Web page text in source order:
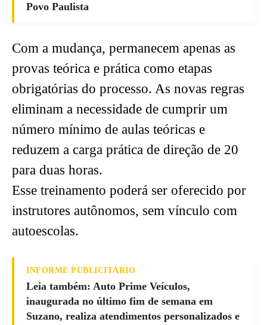
Povo Paulista
Com a mudança, permanecem apenas as
provas teórica e prática como etapas
obrigatórias do processo. As novas regras
eliminam a necessidade de cumprir um
número mínimo de aulas teóricas e
reduzem a carga prática de direção de 20
para duas horas.
Esse treinamento poderá ser oferecido por
instrutores autônomos, sem vínculo com
autoescolas.
INFORME PUBLICITÁRIO
Leia também: Auto Prime Veículos,
inaugurada no último fim de semana em
Suzano, realiza atendimentos personalizados e